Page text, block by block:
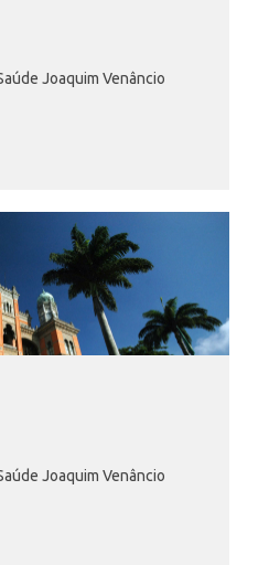
Joaquim Venâncio
Joaquim Venâncio